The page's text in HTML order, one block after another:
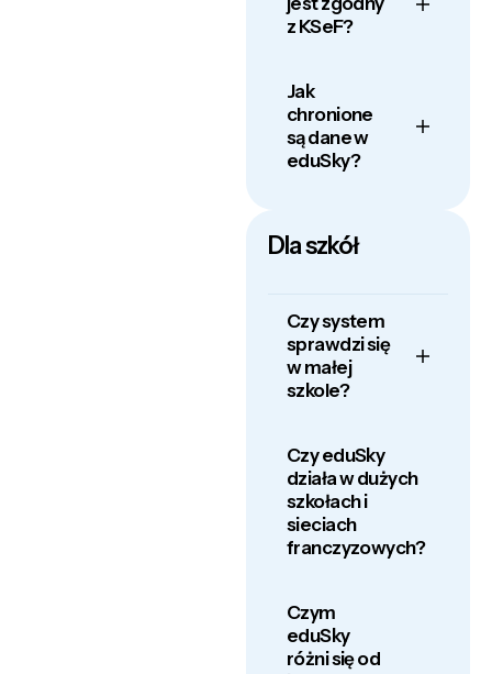
z KSeF?
Jak
chronione
są dane w
eduSky?
Dla szkół
Czy system
sprawdzi się
w małej
szkole?
Czy eduSky
działa w dużych
szkołach i
sieciach
franczyzowych?
Czym
eduSky
różni się od